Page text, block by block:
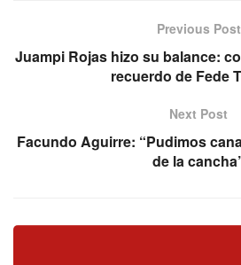
Previous Post
Juampi Rojas hizo su balance:
recuerdo de Fede
Next Post
Facundo Aguirre: “Pudimos
de la